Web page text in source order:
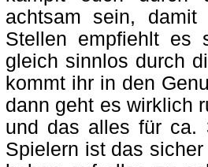
achtsam sein,
Stellen empfiehlt es
gleich sinnlos durch
kommt ihr in den
dann geht es wirklich
und das alles für ca.
Spielern ist das